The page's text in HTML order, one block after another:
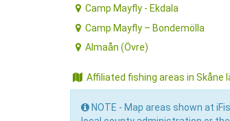
Camp Mayfly - Ekdala
Camp Mayfly – Bondemölla
Almaån (Övre)
Affiliated fishing areas in Skåne
NOTE - Map areas shown at